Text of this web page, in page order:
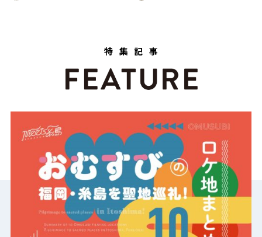
特集記事